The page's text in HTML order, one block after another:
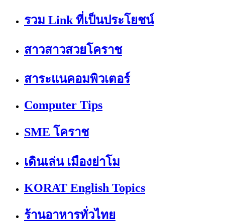
รวม Link ที่เป็นประโยชน์
สาวสาวสวยโคราช
สาระแนคอมพิวเตอร์
Computer Tips
SME โคราช
เดินเล่น เมืองย่าโม
KORAT English Topics
ร้านอาหารทั่วไทย